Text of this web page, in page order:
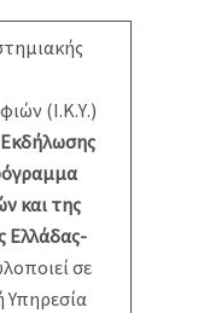
(Ι.Κ.Υ.)
και της
Ελλάδας-
σε
Υπηρεσία